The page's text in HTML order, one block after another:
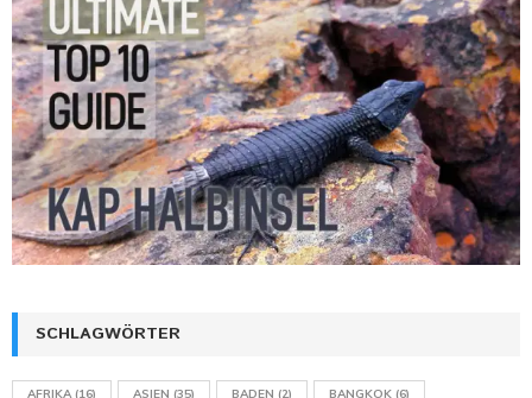
SCHLAGWÖRTER
AFRIKA(16) ASIEN (35) BADEN (2) BANGKOK (6)